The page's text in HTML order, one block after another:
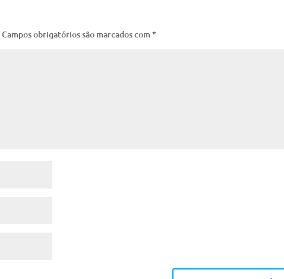
Campos obrigatórios são marcados com *